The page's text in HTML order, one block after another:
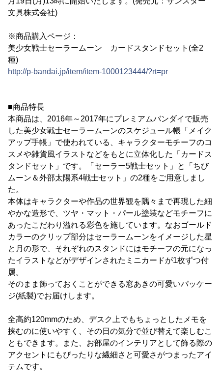
文具株式会社)
※商品購入ページ：
美少女戦士セーラームーン カードスタンドセット(全2
種)
http://p-bandai.jp/item/item-1000123444/?rt=pr
■商品特長
本商品は、2016年～2017年にプレミアムバンダイで販売
した美少女戦士セーラームーンのスケジュール帳「メイク
アップ手帳」で使われている、キャラクターモチーフのコ
スメや雑貨風イラストなどをもとに立体化した「カードス
タンドセット」です。「セーラー5戦士セット」と「ちび
ムーン＆外部太陽系4戦士セット」の2種をご用意しまし
た。
本体はキャラクターや作品の世界観を隅々まで再現した細
やかな造形で、ツヤ・マット・パール塗装などモチーフに
あったこだわり溢れる彩色を施しています。なおゴールド
カラーのクリップ部分はセーラームーンをイメージした星
と月の形で、それぞれのスタンドにはモチーフの元になっ
たイラストなどがデザインされたミニカードが1枚ずつ付
属。
そのまま飾っておくことができる窓あきの可愛いパッケー
ジ(紙製)でお届けします。
全高約120mmのため、デスク上でもちょっとしたメモを
挟むのに使いやすく、その日の気分で並び替えて楽しむこ
ともできます。また、お部屋のインテリアとして飾る際の
アクセントにもぴったりな繊細さと可愛さがつまったアイ
テムです。